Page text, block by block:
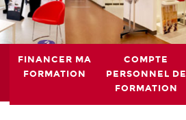
FINANCER MA
FORMATION
COMPTE
PERSONNEL DE
FORMATION